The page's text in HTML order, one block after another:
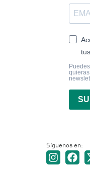
Síguenos en: